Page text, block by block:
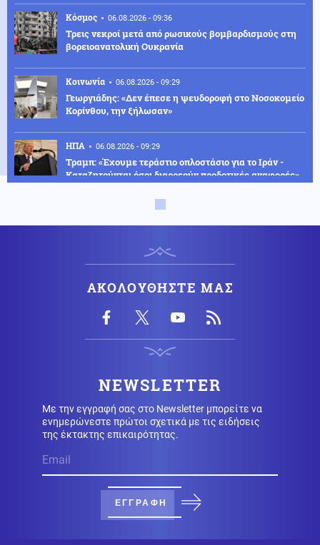
Κόσμος 06.08.2026 - 09:36
Τρεις νεκροί μετά από ρωσικούς βομβαρδισμούς στη
βορειοανατολική Ουκρανία
Κοινωνία 06.08.2026 - 09:29
Γεωργιάδης: «Δεν έπεσε η ψευδοροφή στο Νοσοκομείο
Κορίνθου, την ξήλωσαν»
ΗΠΑ 06.08.2026 - 09:29
Τραμπ: «Έχουμε τεράστιο οπλοστάσιο για το Ιράν -
Καταζητούνται όσοι διαρρεούν προδοτικές αναφορές»
06.08.2026 - 09:15
Νέα ταυτότητα: Ο πλήρης οδηγός για την
Γεωπολιτικό «ηλεκτροσόκ» για το καλώδιο Ελλάδας-
Αθλητισμός
Ινφαντίνο: «Έγιναν λάθη» για το Μουντιάλ – Συνεχίζει
Κοινωνία 06.08.2026 - 08:56
Κυψέλη: Το τρίτο πρόσωπο που επικαλείται ο 26χρονος
για τη δολοφονία της Βρετανίδας
Μεξικό: Δημοφιλής νεαρός influencer δολοφονήθηκε
σε ζωντανή μετάδοση (βίντεο)
ΑΚΟΛΟΥΘΗΣΤΕ ΜΑΣ
NEWSLETTER
Με την εγγραφή σας στο Newsletter μπορείτε να
ενημερώνεστε πρώτοι σχετικά με τις ειδήσεις
της έκτακτης επικαιρότητας.
ΕΓΓΡΑΦΗ